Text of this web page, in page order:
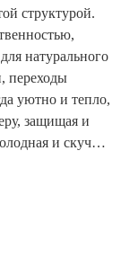
структурой.
натурального
переходы
уютно и тепло,
защищая и
и скучная
под